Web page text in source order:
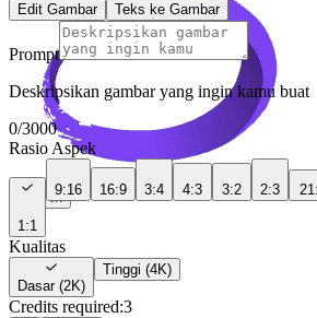
Sign In
Edit Gambar Teks ke Gambar
Prompt
Deskripsikan gambar yang ingin kamu buat
0/3000
Rasio Aspek
1:1
9:16 16:9 3:4 4:3 3:2 2:3
Kualitas
Dasar (2K)
Tinggi (4K)
Credits required:3